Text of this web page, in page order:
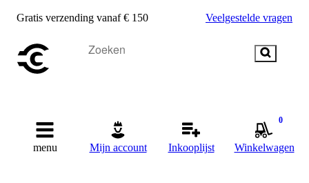
Gratis verzending vanaf € 150 Veelgestelde vragen
menu Mijn account Inkooplijst
0
Winkelwagen